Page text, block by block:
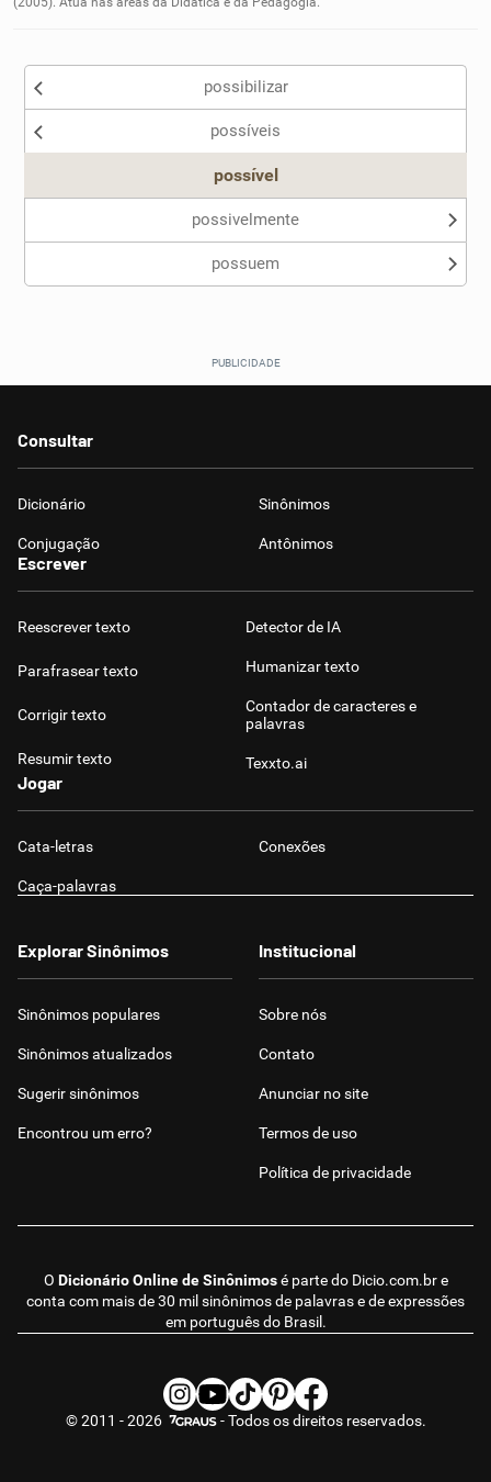
Outro
possibilizar
possíveis
possível
possivelmente
possuem
Consultar
Dicionário Sinônimos
Conjugação Antônimos
Escrever
Reescrever texto
Parafrasear texto
Corrigir texto
Resumir texto
Detector de IA
Humanizar texto
Contador de caracteres e
palavras
Texxto.ai
Jogar
Cata-letras Conexões
Caça-palavras
O Dicionário Online de Sinônimosé parte do Dicio.com.bre
conta com mais de 30 mil sinônimos de palavras e de expressões
em português do Brasil.
Explorar Sinônimos
Sinônimos populares
Sinônimos atualizados
Sugerir sinônimos
Encontrou um erro?
Institucional
Sobre nós
Contato
Anunciar no site
Termos de uso
Política de privacidade
© 2011 - 2026 - Todos os direitos reservados.